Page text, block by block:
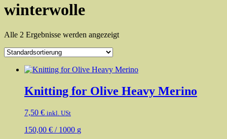
winterwolle
Alle 2 Ergebnisse werden angezeigt
Knitting for Olive Heavy Merino
7,50 € inkl. USt
150,00 € / 1000 g